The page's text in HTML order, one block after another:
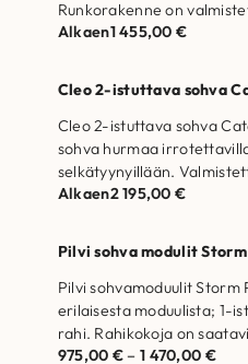
Runkorakenne on
kertopuusta Selkätyynyjen
Alkaen1 455,00€
Cleo 2-istuttava sohva
Cleo 2-istuttava sohva
sohva hurmaa
selkätyynyillään.
Runkorakenne on
Alkaen2 195,00€
Pilvi sohva modulit Storm
Pilvi sohvamoduulit Storm
erilaisesta moduulista; 1-
rahi. Rahikokoja on
rahin…
975,00 €– 1 470,00 €